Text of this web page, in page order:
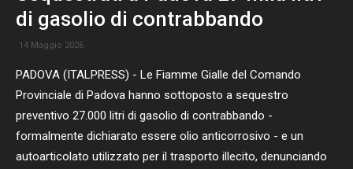
di gasolio di contrabbando
14 Maggio 2026
PADOVA (ITALPRESS) - Le Fiamme Gialle del Comando
Provinciale di Padova hanno sottoposto a sequestro
preventivo 27.000 litri di gasolio di contrabbando -
formalmente dichiarato essere olio anticorrosivo - e un
autoarticolato utilizzato per il trasporto illecito, denunciando